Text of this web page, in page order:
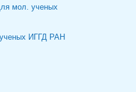
мол. ученых
ИГГД РАН